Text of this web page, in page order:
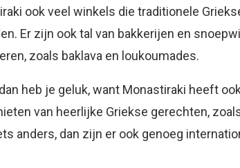
ook veel winkels die traditionele
Er zijn ook tal van bakkerijen en
zoals baklava en loukoumades.
heb je geluk, want Monastiraki heeft
van heerlijke Griekse gerechten,
anders, dan zijn er ook genoeg